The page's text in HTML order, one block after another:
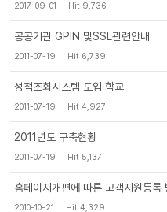
2017-09-01 Hit 9,736
공공기관 GPIN 및SSL관련안내
2011-07-19 Hit 6,739
성적조회시스템 도입 학교
2011-07-19 Hit 4,927
2011년도 구축현황
2011-07-19 Hit 5,137
홈페이지개편에 따른 고객지원등록
2010-10-21 Hit 4,329